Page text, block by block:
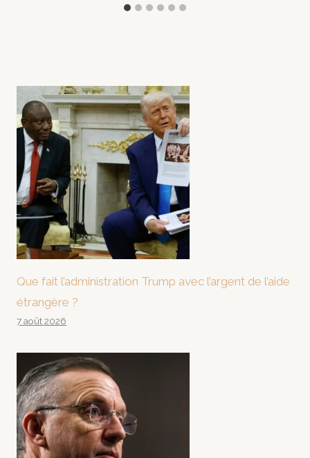
Que fait l’administration Trump avec l’argent de l’aide
étrangère ?
7 août 2026